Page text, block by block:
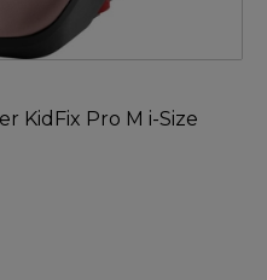
KidFix Pro M i-Size